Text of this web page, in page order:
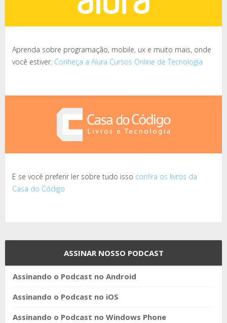
Aprenda sobre programação, mobile, ux e muito mais, onde
você estiver. Conheça a Alura Cursos Online de Tecnologia
E se você preferir ler sobre tudo isso confira os livros da
Casa do Código
ASSINAR NOSSO PODCAST
Assinando o Podcast no Android
Assinando o Podcast no iOS
Assinando o Podcast no Windows Phone